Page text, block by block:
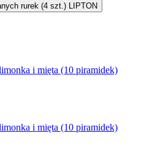
rurek (4 szt.) LIPTON
i mięta (10 piramidek)
i mięta (10 piramidek)